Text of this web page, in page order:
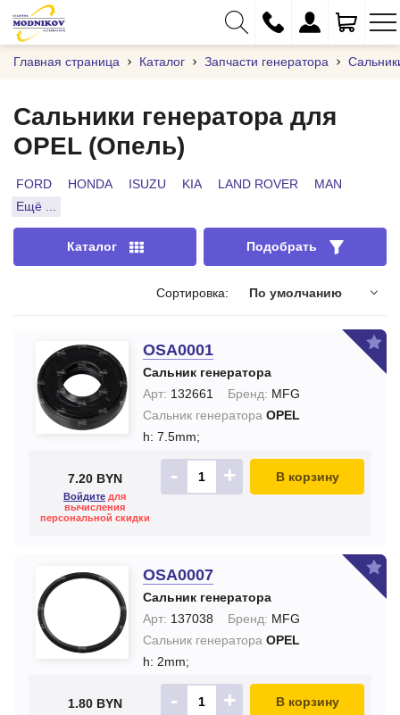
+375 (29) 333-01-01
+375 (17) 373-97-09
info@modnikov.com
Главная страница Каталог Запчасти генератора
Сальники генератора для
OPEL (Опель)
FORD HONDA ISUZU KIA LAND ROVER
MAN
Ещё ...
Каталог Подобрать
Сортировка: По умолчанию
OSA0001
Сальник генератора
Арт: 132661 Бренд: MFG
Сальник генератора OPEL
h: 7.5mm;
7.20 BYN
Войдите для
вычисления
персональной скидки
- + В корзину
OSA0007
Сальник генератора
Арт: 137038 Бренд: MFG
Сальник генератора OPEL
h: 2mm;
1.80 BYN - + В корзину